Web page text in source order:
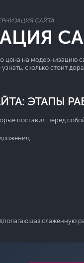
САЙТА
цена на модернизацию
узнать, сколько стоит
ЭТАПЫ
поставил перед
слаженную